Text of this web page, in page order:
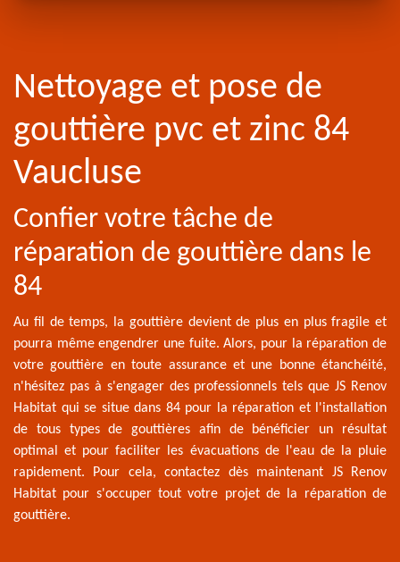
Nettoyage et pose de
gouttière pvc et zinc 84
Vaucluse
Confier votre tâche de
réparation de gouttière dans le
84
Au fil de temps, la gouttière devient de plus en plus fragile et
pourra même engendrer une fuite. Alors, pour la réparation de
votre gouttière en toute assurance et une bonne étanchéité,
n'hésitez pas à s'engager des professionnels tels que JS Renov
Habitat qui se situe dans 84 pour la réparation et l'installation
de tous types de gouttières afin de bénéficier un résultat
optimal et pour faciliter les évacuations de l'eau de la pluie
rapidement. Pour cela, contactez dès maintenant JS Renov
Habitat pour s'occuper tout votre projet de la réparation de
gouttière.